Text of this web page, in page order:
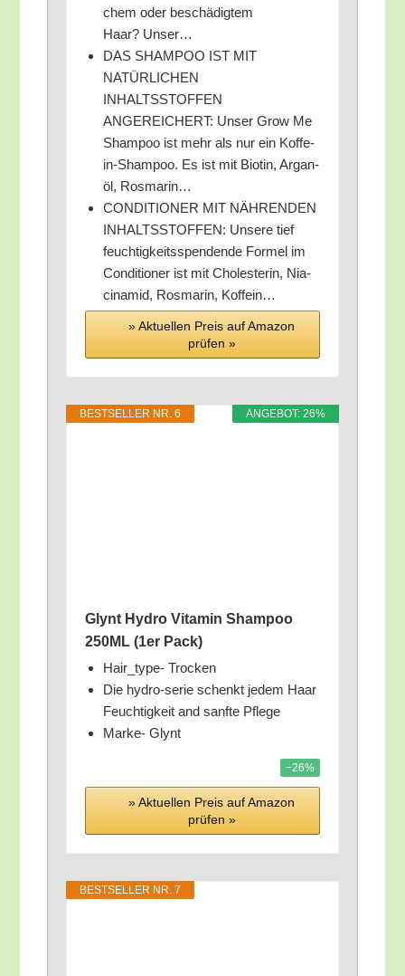
chem oder beschä­dig­tem
Haar? Unser…
DAS SHAMPOO IST MIT
NATÜRLICHEN
INHALTSSTOFFEN
ANGEREICHERT: Unser Grow Me
Sham­poo ist mehr als nur ein Kof­fe­
in-Sham­poo. Es ist mit Bio­tin, Argan­
öl, Rosmarin…
CONDITIONER MIT NÄHRENDEN
INHALTSSTOFFEN: Unse­re tief
feuch­tig­keits­spen­den­de For­mel im
Con­di­tio­ner ist mit Cho­le­ste­rin, Nia­
cin­amid, Ros­ma­rin, Koffein…
» Aktu­el­len Preis auf Ama­zon
prü­fen »
ANGE­BOT: 26%
BEST­SEL­LER NR. 6
Glynt Hydro Vit­amin Sham­poo
250ML (1er Pack)
Hair_­ty­pe- Trocken
Die hydro-serie schenkt jedem Haar
Feuch­tig­keit and sanf­te Pflege
Mar­ke- Glynt
−26%
» Aktu­el­len Preis auf Ama­zon
prü­fen »
BEST­SEL­LER NR. 7